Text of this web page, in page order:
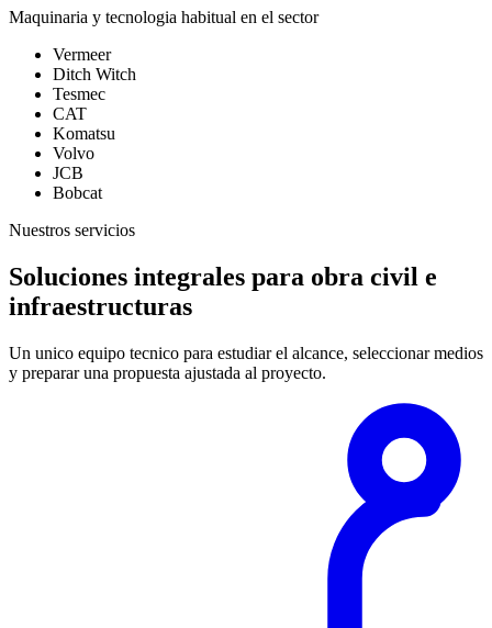
Maquinaria y tecnologia habitual en el sector
Vermeer
Ditch Witch
Tesmec
CAT
Komatsu
Volvo
JCB
Bobcat
Nuestros servicios
Soluciones integrales para obra civil e
infraestructuras
Un unico equipo tecnico para estudiar el alcance, seleccionar medios
y preparar una propuesta ajustada al proyecto.